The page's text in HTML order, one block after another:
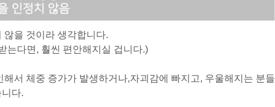
않을 것이라 생각합니다.
는다면, 훨씬 편안해지실 겁니다.)
서 체중 증가가 발생하거나,자괴감에 빠지고, 우울해지는 분들
다.